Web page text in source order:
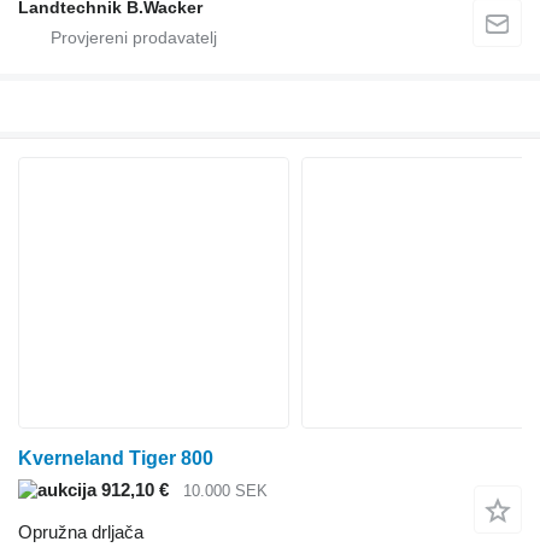
Landtechnik B.Wacker
Kverneland Tiger 800
912,10 €
10.000 SEK
Opružna drljača